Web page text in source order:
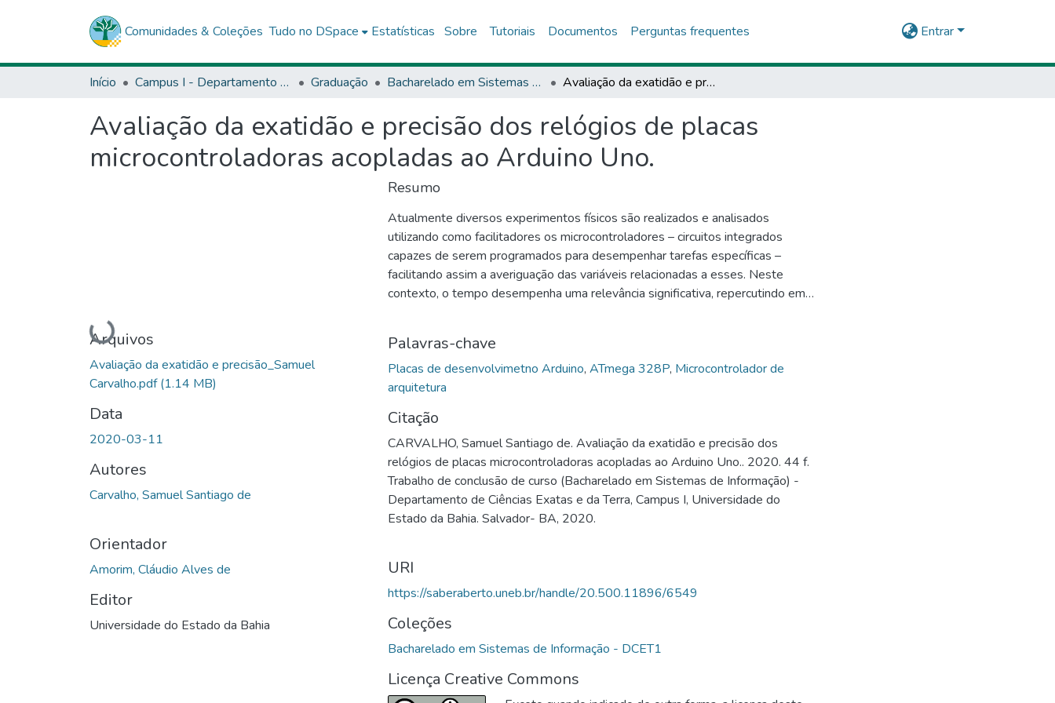
Comunidades & Coleções Tudo no DSpace Estatísticas Sobre Tutoriais Documentos Perguntas frequentes Entrar
Início Campus I - Departamento de Ciências Exata e da Terra (DCET) - Salvador Graduação Bacharelado em Sistemas de Informação - DCET1 Avaliação da exatidão e precisão dos relógios de placas microcontroladoras acopladas ao Arduino Uno.
Avaliação da exatidão e precisão dos relógios de placas
microcontroladoras acopladas ao Arduino Uno.
Carregando...
Arquivos
Avaliação da exatidão e precisão_Samuel
Carvalho.pdf(1.14 MB)
Data
2020-03-11
Autores
Carvalho, Samuel Santiago de
Orientador
Amorim, Cláudio Alves de
Editor
Universidade do Estado da Bahia
Resumo
Atualmente diversos experimentos físicos são realizados e analisados
utilizando como facilitadores os microcontroladores – circuitos integrados
capazes de serem programados para desempenhar tarefas específicas –
facilitando assim a averiguação das variáveis relacionadas a esses. Neste
contexto, o tempo desempenha uma relevância significativa, repercutindo em
dois experimentos diferentes encontrar as variações dos Arduinos, realizando
então um comparativo com os mesmos e também verificando o impacto
destes resultados em um experimento já existente. Os resultados dessa
esperado, mas que não obstante, apresenta um resultado importante para
futuras pesquisas e até mesmo para aplicações que necessitam entender
essas variações.
Palavras-chave
Placas de desenvolvimetno Arduino, ATmega 328P, Microcontrolador de
arquitetura
Citação
CARVALHO, Samuel Santiago de. Avaliação da exatidão e precisão dos
relógios de placas microcontroladoras acopladas ao Arduino Uno.. 2020. 44 f.
Trabalho de conclusão de curso (Bacharelado em Sistemas de Informação) -
Departamento de Ciências Exatas e da Terra, Campus I, Universidade do
Estado da Bahia. Salvador- BA, 2020.
URI
https://saberaberto.uneb.br/handle/20.500.11896/6549
Coleções
Bacharelado em Sistemas de Informação - DCET1
Licença Creative Commons